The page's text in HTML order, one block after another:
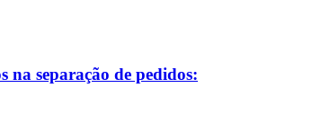
na separação de pedidos: